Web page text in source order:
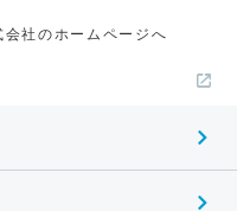
社のホームページへ